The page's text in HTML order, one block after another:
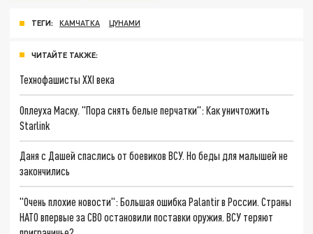
ТЕГИ: КАМЧАТКА ЦУНАМИ
ЧИТАЙТЕ ТАКЖЕ:
Технофашисты XXI века
Оплеуха Маску. "Пора снять белые перчатки": Как уничтожить
Starlink
Даня с Дашей спаслись от боевиков ВСУ. Но беды для малышей не
закончились
"Очень плохие новости": Большая ошибка Palantir в России. Страны
НАТО впервые за СВО остановили поставки оружия. ВСУ теряют